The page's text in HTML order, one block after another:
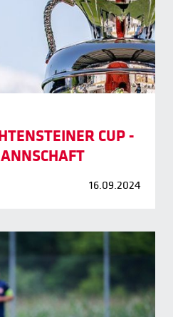
CUP -
16.09.2024